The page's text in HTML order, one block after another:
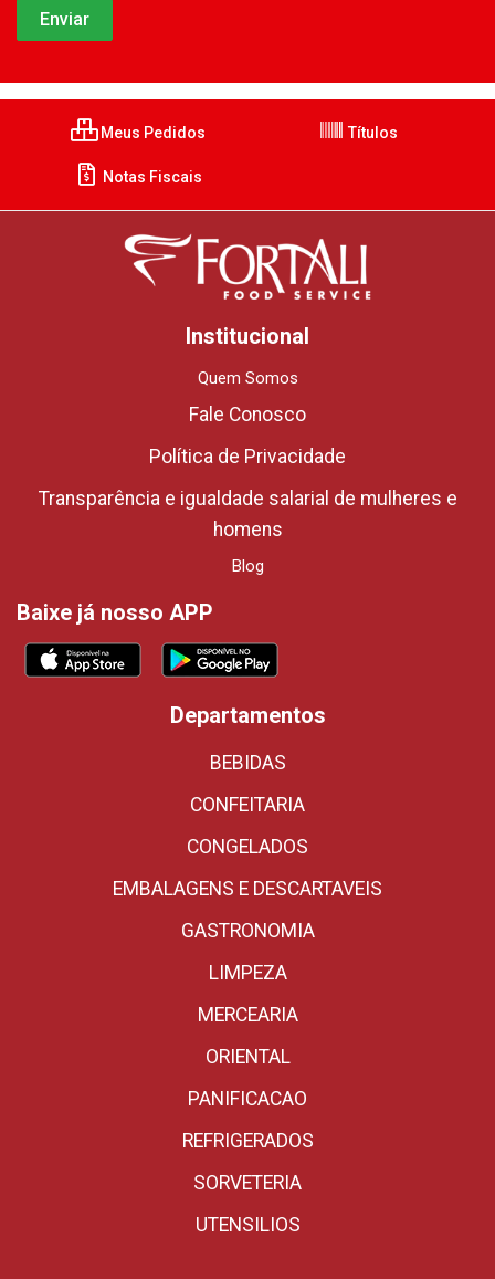
Meus Pedidos Títulos
Notas Fiscais
Institucional
Quem Somos
Fale Conosco
Política de Privacidade
Transparência e igualdade salarial de mulheres e
homens
Blog
Baixe já nosso APP
Departamentos
BEBIDAS
CONFEITARIA
CONGELADOS
EMBALAGENS E DESCARTAVEIS
GASTRONOMIA
LIMPEZA
MERCEARIA
ORIENTAL
PANIFICACAO
REFRIGERADOS
SORVETERIA
UTENSILIOS